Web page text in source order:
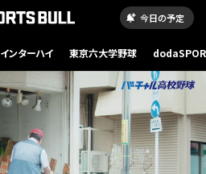
今日の予定
インターハイ 東京六大学野球